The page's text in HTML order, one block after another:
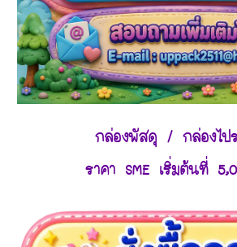
กล่องพัสดุ / กล่องไป
ราคา SME เริ่มต้นที่